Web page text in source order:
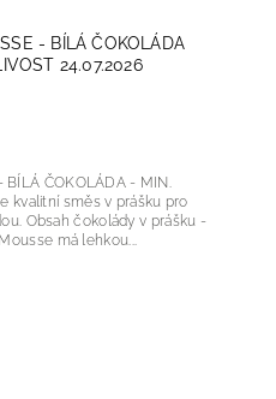
- BÍLÁ ČOKOLÁDA
24.07.2026
BÍLÁ ČOKOLÁDA - MIN.
-
58,5%. Kvalitní přírodní suroviny. Mousse má lehkou...